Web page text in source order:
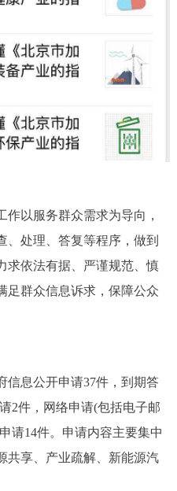
以服务群众需求为导向，
、处理、答复等程序，做到
求依法有据、严谨规范、慎
足群众信息诉求，保障公众
息公开申请37件，到期答
2件，网络申请(包括电子邮
请14件。申请内容主要集中
共享、产业疏解、新能源汽